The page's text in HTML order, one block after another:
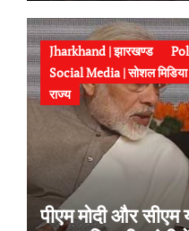
Jharkhand | झारखण्ड
Social Media | सोशल मिडिया
राज्य
पीएम मोदी और